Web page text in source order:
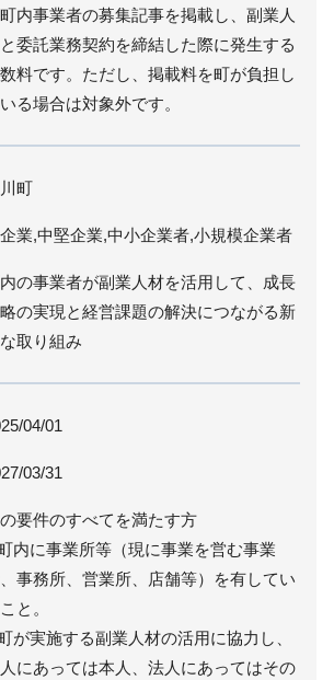
内事業者の募集記事を掲載し、副業人
委託業務契約を締結した際に発生する
料です。ただし、掲載料を町が負担し
る場合は対象外です。
町
業,中堅企業,中小企業者,小規模企業者
の事業者が副業人材を活用して、成長
の実現と経営課題の解決につながる新
取り組み
04/01
03/31
要件のすべてを満たす方
内に事業所等（現に事業を営む事業
事務所、営業所、店舗等）を有してい
と。
が実施する副業人材の活用に協力し、
にあっては本人、法人にあってはその